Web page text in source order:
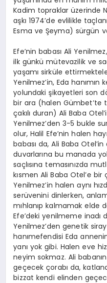
Kadim topraklar üzerinde
aşkı 1974’de evlilikle
Esma ve Şeyma) sürgün
Efe’nin babası Ali
ilk günkü mütevazilik ve
yaşamı sirküle
Yenilmez’in, Eda hanımın
yolundaki şikayetleri son
bir ara (halen Gümbet’te
çakılı duran) Ali Baba
Yenilmez’den 3-5 bukle
olur, Halil Efe’nin halen
babası da, Ali Baba
duvarlarına bu manada
saçlısına temasınızda
kısmen Ali Baba Otel’e bir
Yenilmez’in halen aynı
serüvenini dinlerken,
mıhlanıp kalmamak elde
Efe’deki yenilmeme inadı
Yenilmez’den genetik
hanımefendisi Eda
yanı yok gibi. Halen eve
neyim sokmaz. Ali
geçecek çorabı da,
bizzat kendi elinden